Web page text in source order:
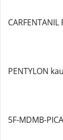
PENTYLON
5F-MDMB-